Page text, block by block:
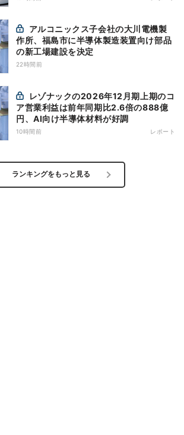
作所、福島市に半導体製造装置向け部品
の新工場建設を決定
22時間前
ア営業利益は前年同期比2.6倍の888億
円、AI向け半導体材料が好調
10時間前 レポート
ランキングをもっと見る